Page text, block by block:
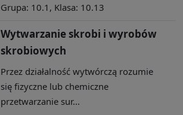
Grupa: 10.1, Klasa: 10.13
Wytwarzanie skrobi i wyrobów
skrobiowych
Przez działalność wytwórczą rozumie
się fizyczne lub chemiczne
przetwarzanie sur...